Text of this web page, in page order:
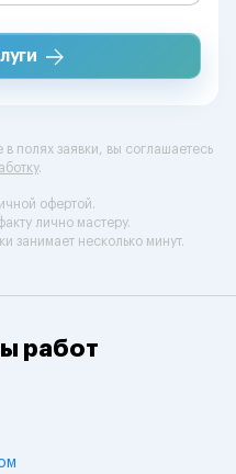
полях заявки, вы соглашаетесь
.
офертой.
лично мастеру.
занимает несколько минут.
работ